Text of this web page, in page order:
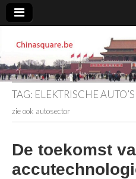
TAG: ELEKTRISCHE AUTO’S
zie ook autosector
De toekomst